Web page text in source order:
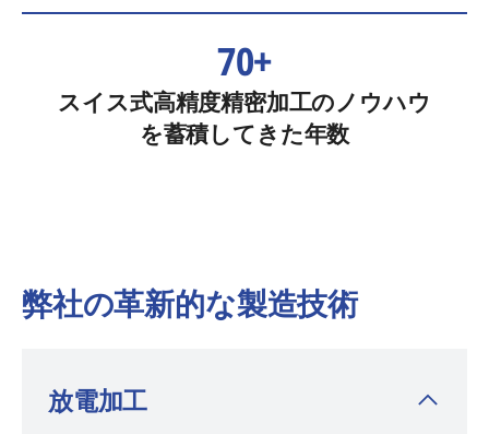
70+
スイス式高精度精密加工のノウハウ
を蓄積してきた年数
弊社の革新的な製造技術
放電加工